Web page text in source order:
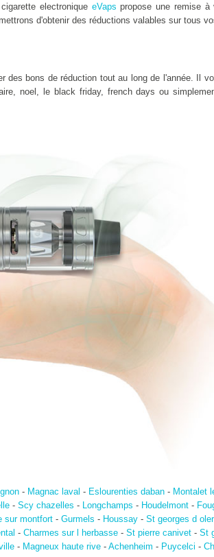
electronique eVaps propose une remise
d'obtenir des réductions valables sur tous
des bons de réduction tout au long de l'année. Il
noel, le black friday, french days ou
- Magnac laval - Eslourenties daban - Montalet
- Scy chazelles - Longchamps - Houdelmont -
sur montfort- Gurmels - Houssay- St georges d
- Charmes sur l herbasse- St pierre canivet- St
- Magneux haute rive - Achenheim - Puycelci -